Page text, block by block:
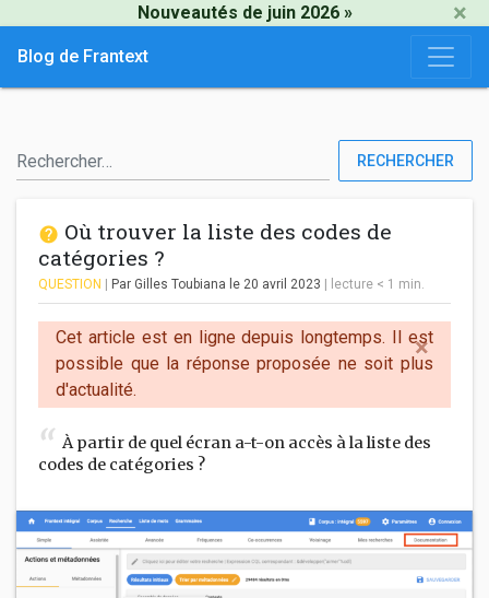
Nouveautés de juin 2026 » ×
Blog de Frantext
RECHERCHER
Où trouver la liste des codes de
catégories ?
QUESTION Par Gilles Toubiana le 20 avril 2023 lecture < 1 min.
Cet article est en ligne depuis longtemps. Il est
possible que la réponse proposée ne soit plus
d'actualité.
×
À partir de quel écran a-t-on accès à la liste des
codes de catégories ?